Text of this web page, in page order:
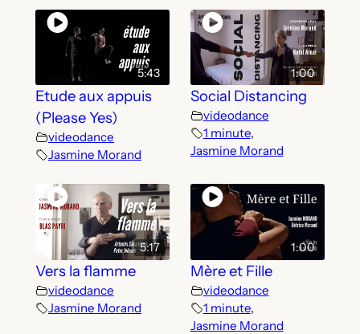
5:43
Etude aux appuis
(Please Yes)
videodance
Jasmine Morand
1:00
Social Distancing
videodance
1 minute,
Jasmine Morand
5:17
Vers la flamme
videodance
Jasmine Morand
1:00
Mère et Fille
videodance
1 minute,
Jasmine Morand